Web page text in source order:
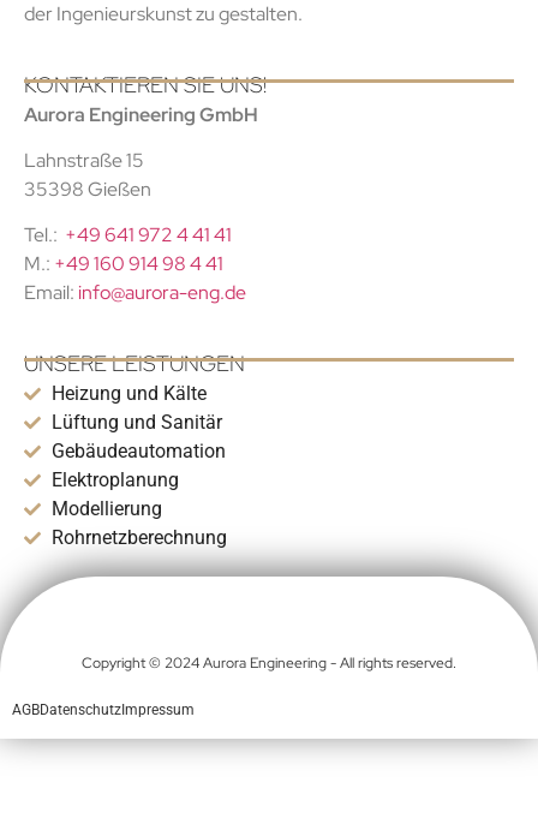
der Ingenieurskunst zu gestalten.
KONTAKTIEREN SIE UNS!
Aurora Engineering GmbH
Lahnstraße 15
35398 Gießen
Tel.: +49 641 972 4 41 41
M.: +49 160 914 98 4 41
Email: info@aurora-eng.de
UNSERE LEISTUNGEN
Heizung und Kälte
Lüftung und Sanitär
Gebäudeautomation
Elektroplanung
Modellierung
Rohrnetzberechnung
Copyright © 2024 Aurora Engineering - All rights reserved.
AGBDatenschutz Impressum